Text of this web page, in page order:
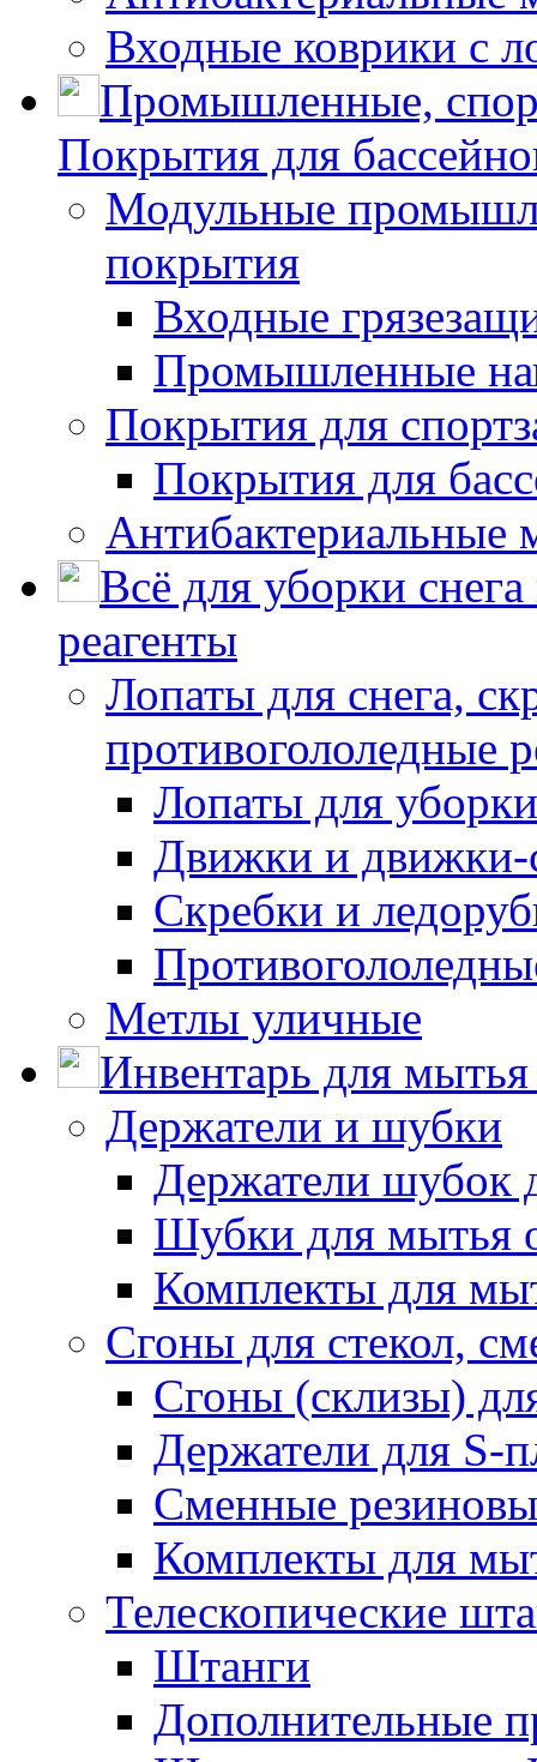
Входные коврики с
Промышленные,
Покрытия для
Модульные
покрытия
Входные
Промышленные
Покрытия для
Покрытия для
Антибактериальные
Всё для уборки
реагенты
Лопаты для снега,
противогололедные
Лопаты для
Движки и движки-
Скребки и
Метлы уличные
Инвентарь для мытья
Держатели и шубки
Держатели шубок
Шубки для мытья
Комплекты для
Сгоны для стекол,
Сгоны (склизы)
Держатели для S-
Сменные
Комплекты для
Телескопические
Штанги
Дополнительные